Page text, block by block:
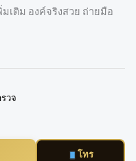
เติม องค์จริงสวย ถ่ายมือ
วจ
โทร